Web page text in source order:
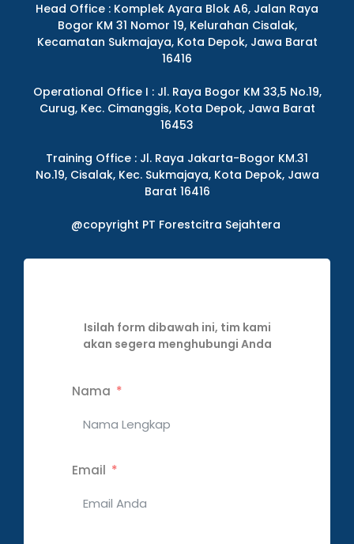
Head Office : Komplek Ayara Blok A6, Jalan Raya
Bogor KM 31 Nomor 19, Kelurahan Cisalak,
Kecamatan Sukmajaya, Kota Depok, Jawa Barat
16416
Operational Office I : Jl. Raya Bogor KM 33,5 No.19,
Curug, Kec. Cimanggis, Kota Depok, Jawa Barat
16453
Training Office : Jl. Raya Jakarta-Bogor KM.31
No.19, Cisalak, Kec. Sukmajaya, Kota Depok, Jawa
Barat 16416
@copyright PT Forestcitra Sejahtera
Isilah form dibawah ini, tim kami
akan segera menghubungi Anda
Nama
Email